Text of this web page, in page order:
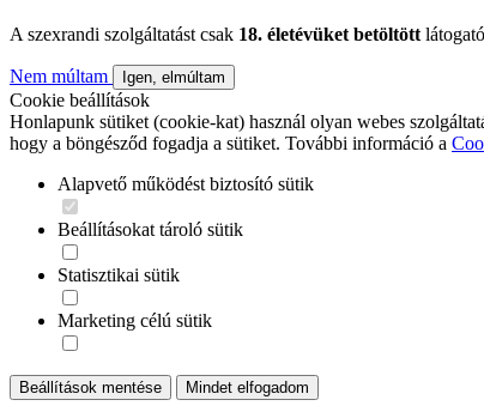
A szexrandi szolgáltatást csak 18. életévüket betöltött
Nem múltam Igen, elmúltam
Cookie beállítások
Honlapunk sütiket (cookie-kat) használ olyan webes
hogy a böngésződ fogadja a sütiket. További információ a
Alapvető működést biztosító sütik
Beállításokat tároló sütik
Statisztikai sütik
Marketing célú sütik
Beállítások mentése Mindet elfogadom